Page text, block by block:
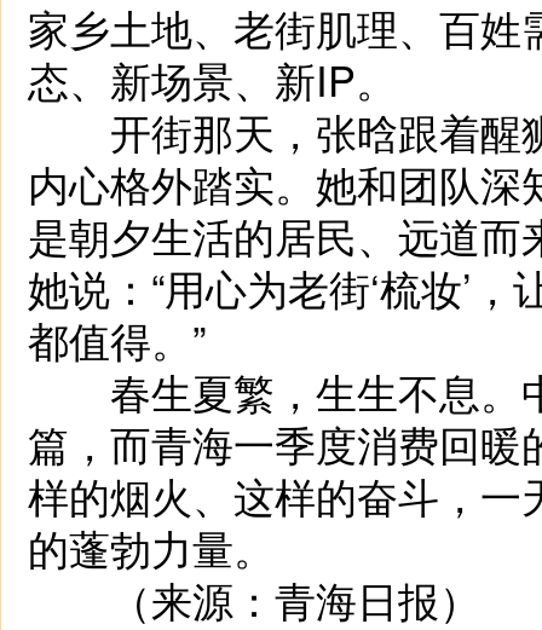
家乡土地、老街肌理、百
态、新场景、新IP。
开街那天，张晗跟着醒
内心格外踏实。她和团队
是朝夕生活的居民、远道
她说：“用心为老街‘梳妆’
都值得。”
春生夏繁，生生不息。
篇，而青海一季度消费回
样的烟火、这样的奋斗，
的蓬勃力量。
（来源：青海日报）